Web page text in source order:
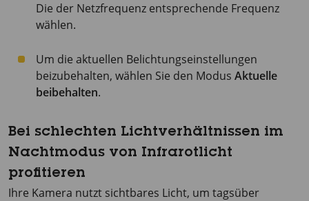
Die der Netzfrequenz entsprechende Frequenz
wählen.
Um die aktuellen Belichtungseinstellungen
beizubehalten, wählen Sie den Modus Aktuelle
beibehalten.
Bei schlechten Lichtverhältnissen im
Nachtmodus von Infrarotlicht
profitieren
Ihre Kamera nutzt sichtbares Licht, um tagsüber